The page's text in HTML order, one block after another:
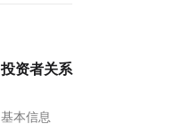
投资者关系
基本信息